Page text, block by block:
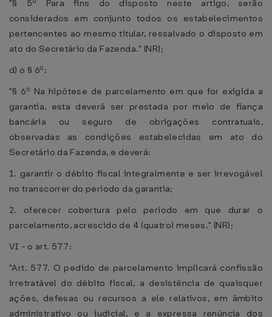
"§ 5º Para fins do disposto neste artigo, serão
considerados em conjunto todos os estabelecimentos
pertencentes ao mesmo titular, ressalvado o disposto em
ato do Secretário da Fazenda." (NR);
d) o § 6º:
"§ 6º Na hipótese de parcelamento em que for exigida a
garantia, esta deverá ser prestada por meio de fiança
bancária ou seguro de obrigações contratuais,
observadas as condições estabelecidas em ato do
Secretário da Fazenda, e deverá:
1. garantir o débito fiscal integralmente e ser irrevogável
no transcorrer do período da garantia;
2. oferecer cobertura pelo período em que durar o
parcelamento, acrescido de 4 (quatro) meses." (NR);
VI - o art. 577:
"Art. 577. O pedido de parcelamento implicará confissão
irretratável do débito fiscal, a desistência de quaisquer
ações, defesas ou recursos a ele relativos, em âmbito
administrativo ou judicial, e a expressa renúncia dos